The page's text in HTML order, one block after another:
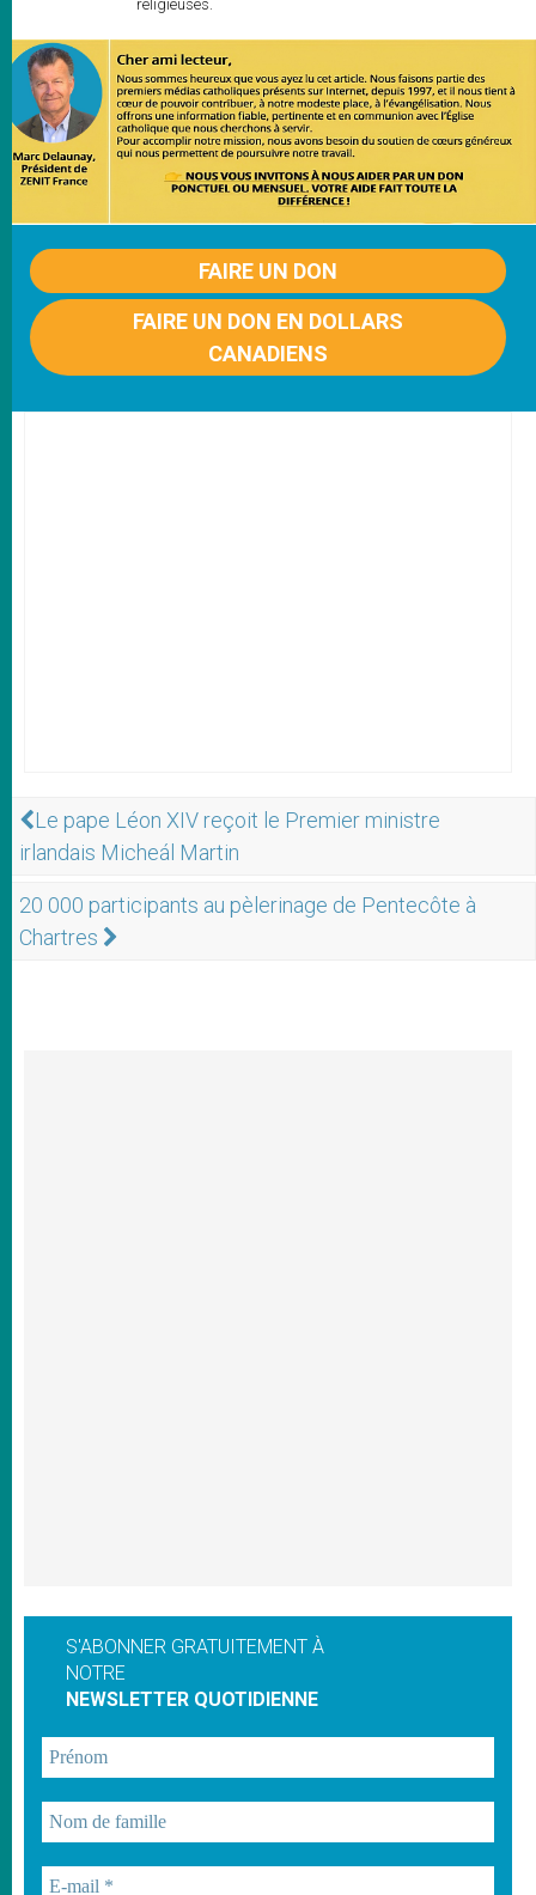
religieuses.
FAIRE UN DON
FAIRE UN DON EN DOLLARS
CANADIENS
Le pape Léon XIV reçoit le Premier ministre
irlandais Micheál Martin
20 000 participants au pèlerinage de Pentecôte à
Chartres
S'ABONNER GRATUITEMENT À
NOTRE
NEWSLETTER QUOTIDIENNE